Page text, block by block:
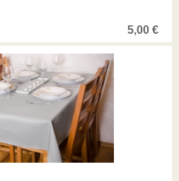
5,00 €